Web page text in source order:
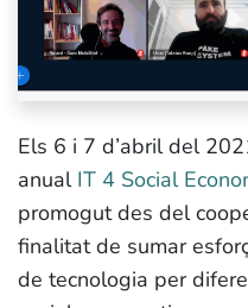
Els 6 i 7 d’abril del
anual IT 4 Social
promogut des del
finalitat de sumar
de tecnologia per